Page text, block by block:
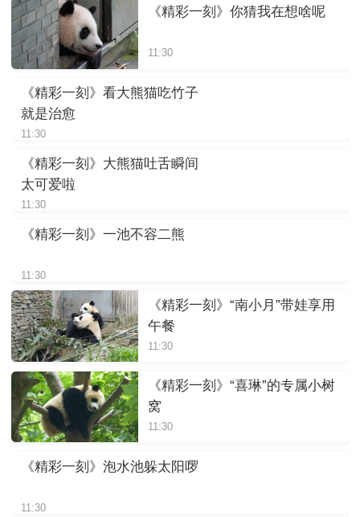
《精彩一刻》你猜我在想啥呢
11:30
《精彩一刻》看大熊猫吃竹子
就是治愈
11:30
《精彩一刻》大熊猫吐舌瞬间
太可爱啦
11:30
《精彩一刻》一池不容二熊
11:30
《精彩一刻》“南小月”带娃享用
午餐
11:30
《精彩一刻》“喜琳”的专属小树
窝
11:30
《精彩一刻》泡水池躲太阳啰
11:30